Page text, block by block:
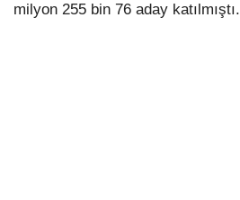
milyon 255 bin 76 aday katılmıştı.